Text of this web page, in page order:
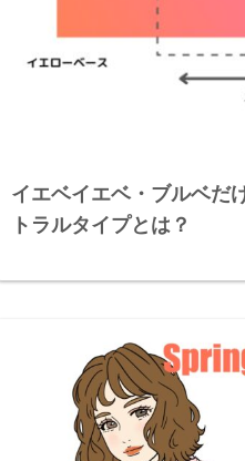
イエベイエベ・ブルベだ
トラルタイプとは？